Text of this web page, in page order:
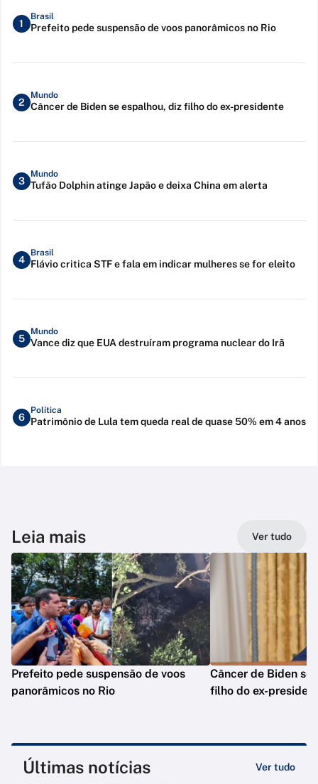
1
Brasil
Prefeito pede suspensão de voos panorâmicos no Rio
2
Mundo
Câncer de Biden se espalhou, diz filho do ex-presidente
3
Mundo
Tufão Dolphin atinge Japão e deixa China em alerta
4
Brasil
Flávio critica STF e fala em indicar mulheres se for eleito
5
Mundo
Vance diz que EUA destruíram programa nuclear do Irã
6
Política
Patrimônio de Lula tem queda real de quase 50% em 4 anos
Leia mais Ver tudo
Prefeito pede suspensão de voos
panorâmicos no Rio
Câncer de Biden se
filho do ex-
Últimas notícias Ver tudo